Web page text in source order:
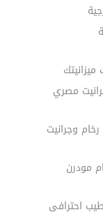
مصري
وجرانيت
مودرن
احترافي